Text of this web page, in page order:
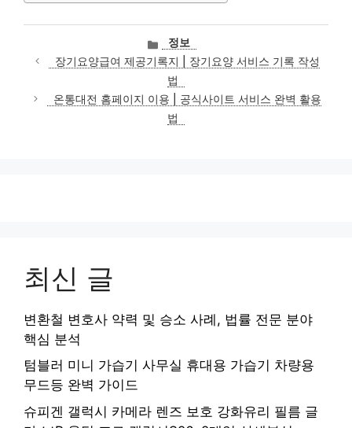
카
테
고
리
정보
장기요양급여 제공기록지 | 장기요양 서비스 기록 작성
법
온통대전 홈페이지 이용 | 공식사이트 서비스 완벽 활용
법
최신 글
변환철 변호사 약력 및 승소 사례, 법률 전문 분야
핵심 분석
텀블러 미니 가습기 사무실 휴대용 가습기 차량용
무드등 완벽 가이드
슈피겐 갤럭시 카메라 렌즈 보호 강화유리 필름 글